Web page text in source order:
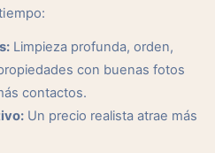
Limpieza profunda, orden,
con buenas fotos
contactos.
Un precio realista atrae más